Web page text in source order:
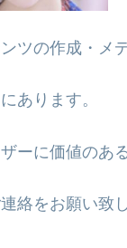
ツの作成・メ
あります。
ーに価値のあ
絡をお願い致し